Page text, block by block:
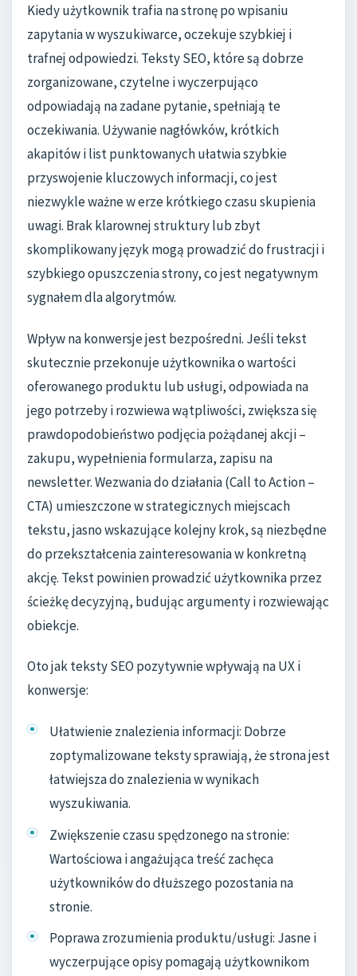
Kiedy użytkownik trafia na stronę po wpisaniu
zapytania w wyszukiwarce, oczekuje szybkiej i
trafnej odpowiedzi. Teksty SEO, które są dobrze
zorganizowane, czytelne i wyczerpująco
odpowiadają na zadane pytanie, spełniają te
oczekiwania. Używanie nagłówków, krótkich
akapitów i list punktowanych ułatwia szybkie
przyswojenie kluczowych informacji, co jest
niezwykle ważne w erze krótkiego czasu skupienia
uwagi. Brak klarownej struktury lub zbyt
skomplikowany język mogą prowadzić do frustracji i
szybkiego opuszczenia strony, co jest negatywnym
sygnałem dla algorytmów.
Wpływ na konwersje jest bezpośredni. Jeśli tekst
skutecznie przekonuje użytkownika o wartości
oferowanego produktu lub usługi, odpowiada na
jego potrzeby i rozwiewa wątpliwości, zwiększa się
prawdopodobieństwo podjęcia pożądanej akcji –
zakupu, wypełnienia formularza, zapisu na
newsletter. Wezwania do działania (Call to Action –
CTA) umieszczone w strategicznych miejscach
tekstu, jasno wskazujące kolejny krok, są niezbędne
do przekształcenia zainteresowania w konkretną
akcję. Tekst powinien prowadzić użytkownika przez
ścieżkę decyzyjną, budując argumenty i rozwiewając
obiekcje.
Oto jak teksty SEO pozytywnie wpływają na UX i
konwersje:
Ułatwienie znalezienia informacji: Dobrze
zoptymalizowane teksty sprawiają, że strona jest
łatwiejsza do znalezienia w wynikach
wyszukiwania.
Zwiększenie czasu spędzonego na stronie:
Wartościowa i angażująca treść zachęca
użytkowników do dłuższego pozostania na
stronie.
Poprawa zrozumienia produktu/usługi: Jasne i
wyczerpujące opisy pomagają użytkownikom